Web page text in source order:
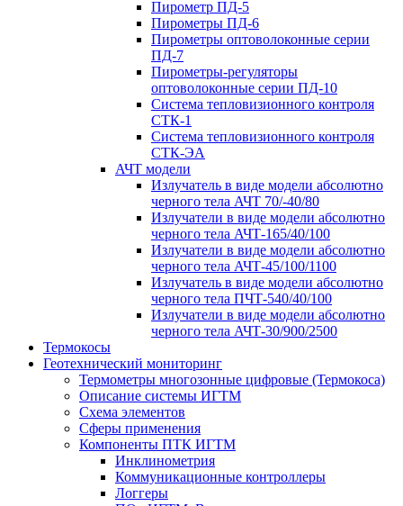
Пирометр ПД-5
Пирометры ПД-6
Пирометры оптоволоконные серии
ПД-7
Пирометры-регуляторы
оптоволоконные серии ПД-10
Система тепловизионного контроля
СТК-1
Система тепловизионного контроля
СТК-ЭА
АЧТ модели
Излучатель в виде модели абсолютно
черного тела АЧТ 70/-40/80
Излучатели в виде модели абсолютно
черного тела АЧТ-165/40/100
Излучатели в виде модели абсолютно
черного тела АЧТ-45/100/1100
Излучатель в виде модели абсолютно
черного тела ПЧТ-540/40/100
Излучатели в виде модели абсолютно
черного тела АЧТ-30/900/2500
Термокосы
Геотехнический мониторинг
Термометры многозонные цифровые (Термокоса)
Описание системы ИГТМ
Схема элементов
Сферы применения
Компоненты ПТК ИГТМ
Инклинометрия
Коммуникационные контроллеры
Логгеры